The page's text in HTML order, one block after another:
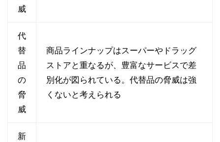
威
代
替
品
の
脅
威
商品ラインナップはスーパーやドラッグ
ストアと重なるが、豊富なサービスで差
別化が図られている。代替品の脅威は強
くないと考えられる
新